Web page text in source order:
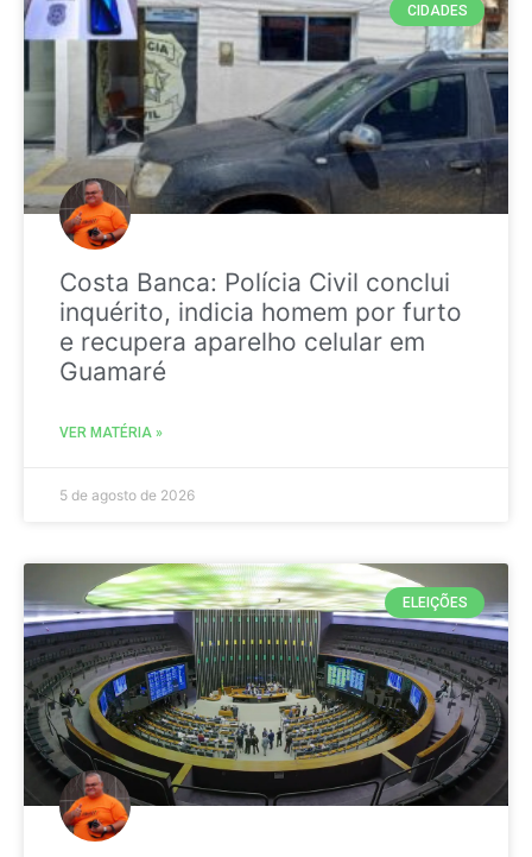
CIDADES
Costa Banca: Polícia Civil conclui
inquérito, indicia homem por furto
e recupera aparelho celular em
Guamaré
VER MATÉRIA »
5 de agosto de 2026
ELEIÇÕES